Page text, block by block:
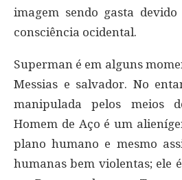
imagem sendo gasta
consciência ocidental.
Superman é em alguns
Messias e salvador. No
manipulada pelos meios
Homem de Aço é um
plano humano e mesmo
humanas bem violentas; ele